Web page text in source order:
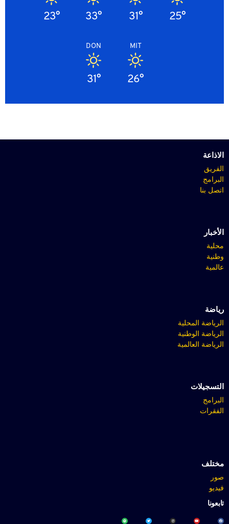
25°
31°
33°
23°
MIT
26°
DON
31°
الاذاعة
الفريق
البرامج
اتصل بنا
الأخبار
محلية
وطنية
عالمية
رياضة
الرياضة المحلية
الرياضة الوطنية
الرياضة العالمية
التسجيلات
البرامج
الفقرات
مختلف
صور
فيديو
تابعونا